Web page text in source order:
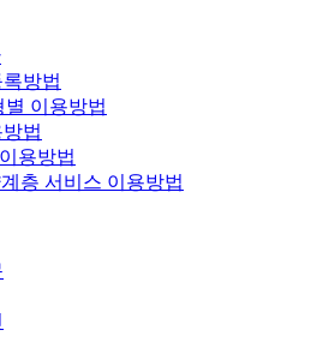
방법
별 이용방법
법
용방법
층 서비스 이용방법